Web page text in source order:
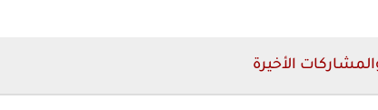
الأخيرة